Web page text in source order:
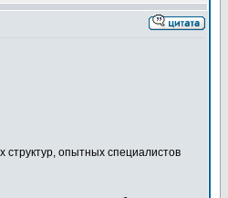
опытных специалистов